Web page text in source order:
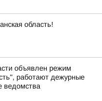
область!
объявлен режим
работают дежурные
ведомства